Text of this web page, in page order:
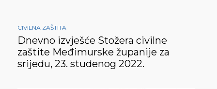
CIVILNA ZAŠTITA
Dnevno izvješće Stožera civilne
zaštite Međimurske županije za
srijedu, 23. studenog 2022.